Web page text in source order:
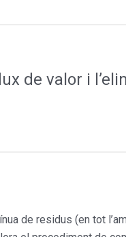
de valor i
de residus (en tot